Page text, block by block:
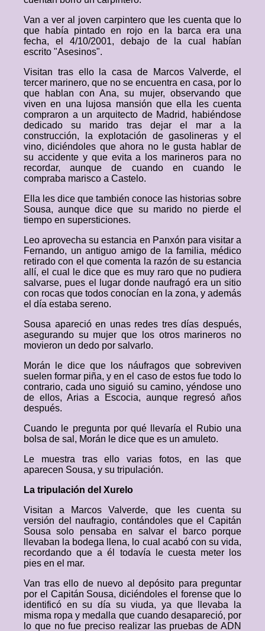
Van a ver al joven carpintero que les cuenta que lo
que había pintado en rojo en la barca era una
fecha, el 4/10/2001, debajo de la cual habían
escrito "Asesinos".
Visitan tras ello la casa de Marcos Valverde, el
tercer marinero, que no se encuentra en casa, por lo
que hablan con Ana, su mujer, observando que
viven en una lujosa mansión que ella les cuenta
compraron a un arquitecto de Madrid, habiéndose
dedicado su marido tras dejar el mar a la
construcción, la explotación de gasolineras y el
vino, diciéndoles que ahora no le gusta hablar de
su accidente y que evita a los marineros para no
recordar, aunque de cuando en cuando le
compraba marisco a Castelo.
Ella les dice que también conoce las historias sobre
Sousa, aunque dice que su marido no pierde el
tiempo en supersticiones.
Leo aprovecha su estancia en Panxón para visitar a
Fernando, un antiguo amigo de la familia, médico
retirado con el que comenta la razón de su estancia
allí, el cual le dice que es muy raro que no pudiera
salvarse, pues el lugar donde naufragó era un sitio
con rocas que todos conocían en la zona, y además
el día estaba sereno.
Sousa apareció en unas redes tres días después,
asegurando su mujer que los otros marineros no
movieron un dedo por salvarlo.
Morán le dice que los náufragos que sobreviven
suelen formar piña, y en el caso de estos fue todo lo
contrario, cada uno siguió su camino, yéndose uno
de ellos, Arias a Escocia, aunque regresó años
después.
Cuando le pregunta por qué llevaría el Rubio una
bolsa de sal, Morán le dice que es un amuleto.
Le muestra tras ello varias fotos, en las que
aparecen Sousa, y su tripulación.
La tripulación del Xurelo
Visitan a Marcos Valverde, que les cuenta su
versión del naufragio, contándoles que el Capitán
Sousa solo pensaba en salvar el barco porque
llevaban la bodega llena, lo cual acabó con su vida,
recordando que a él todavía le cuesta meter los
pies en el mar.
Van tras ello de nuevo al depósito para preguntar
por el Capitán Sousa, diciéndoles el forense que lo
identificó en su día su viuda, ya que llevaba la
misma ropa y medalla que cuando desapareció, por
lo que no fue preciso realizar las pruebas de ADN